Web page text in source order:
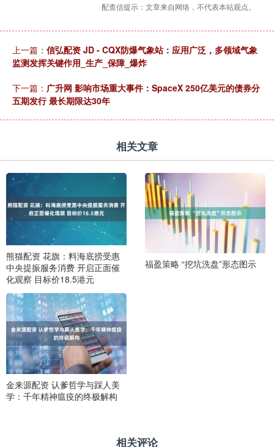
配查信提示：文章来自网络，不代表本站观点。
上一篇： 信弘配资 JD - CQX防爆气象站：应用广泛，多领域气象
监测发挥关键作用_生产_保障_爆炸
下一篇： 广升网 影响市场重大事件：SpaceX 250亿美元的债券分
五期发行 最长期限达30年
相关文章
熊猫配资 花旗：料海底捞受惠
中央提振服务消费 开启正面催
化观察 目标价18.5港元
福盈策略 “挖坑洗盘”形态图示
金来源配资 认爹哲学与踩人美
学：千年精神瘟疫的终极解构
相关评论